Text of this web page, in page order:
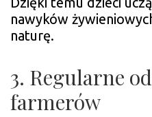
nawyków
naturę.
3. Regularne
farmerów